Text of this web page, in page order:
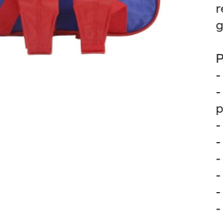
-
-
-
-
-
-
-
-